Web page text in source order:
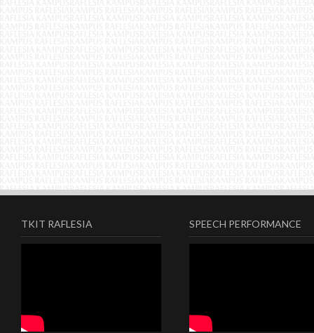
TKIT RAFLESIA SPEECH PERFORMANCE